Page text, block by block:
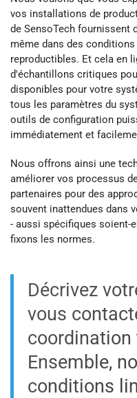
vos installations de
de SensoTech fournissent
même dans des
reproductibles. Et cela en
d'échantillons critiques
disponibles pour votre
tous les paramètres du
outils de configuration
immédiatement et
Nous offrons ainsi une
améliorer vos processus
partenaires pour des
souvent inattendues dans
- aussi spécifiques soient-
fixons les normes.
Décrivez
vous
coordination
Ensemble,
conditions